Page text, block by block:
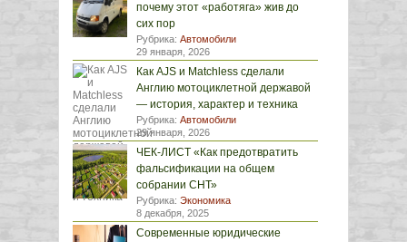
почему этот «работяга» жив до
сих пор
Рубрика: Автомобили
29 января, 2026
Как AJS и Matchless сделали
Англию мотоциклетной державой
— история, характер и техника
Рубрика: Автомобили
29 января, 2026
ЧЕК-ЛИСТ «Как предотвратить
фальсификации на общем
собрании СНТ»
Рубрика: Экономика
8 декабря, 2025
Современные юридические